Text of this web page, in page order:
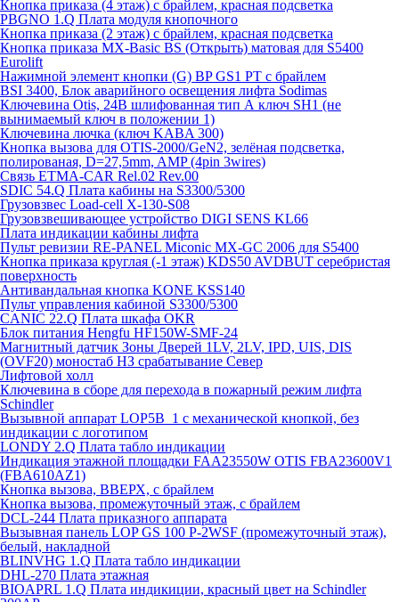
Кнопка приказа (4 этаж) с брайлем, красная подсветка
PBGNO 1.Q Плата модуля кнопочного
Кнопка приказа (2 этаж) с брайлем, красная подсветка
Кнопка приказа MX-Basic BS (Открыть) матовая для S5400
Eurolift
Нажимной элемент кнопки (G) BP GS1 PT с брайлем
BSI 3400, Блок аварийного освещения лифта Sodimas
Ключевина Otis, 24В шлифованная тип А ключ SH1 (не
вынимаемый ключ в положении 1)
Ключевина лючка (ключ KABA 300)
Кнопка вызова для OTIS-2000/GeN2, зелёная подсветка,
полированая, D=27,5mm, AMP (4pin 3wires)
Связь ETMA-CAR Rel.02 Rev.00
SDIC 54.Q Плата кабины на S3300/5300
Грузовзвес Load-cell X-130-S08
Грузовзвешивающее устройство DIGI SENS KL66
Плата индикации кабины лифта
Пульт ревизии RE-PANEL Miconic MX-GC 2006 для S5400
Кнопка приказа круглая (-1 этаж) KDS50 AVDBUT серебристая
поверхность
Антивандальная кнопка KONE KSS140
Пульт управления кабиной S3300/5300
CANIC 22.Q Плата шкафа OKR
Блок питания Hengfu HF150W-SMF-24
Магнитный датчик Зоны Дверей 1LV, 2LV, IPD, UIS, DIS
(OVF20) моностаб НЗ срабатывание Cевер
Лифтовой холл
Ключевина в сборе для перехода в пожарный режим лифта
Schindler
Вызывной аппарат LOP5B_1 с механической кнопкой, без
индикации с логотипом
LONDY 2.Q Плата табло индикации
Индикация этажной площадки FAA23550W OTIS FBA23600V1
(FBA610AZ1)
Кнопка вызова, ВВЕРХ, с брайлем
Кнопка вызова, промежуточный этаж, с брайлем
DCL-244 Плата приказного аппарата
Вызывная панель LOP GS 100 P-2WSF (промежуточный этаж),
белый, накладной
BLINVHG 1.Q Плата табло индикации
DHL-270 Плата этажная
BIOAPRL 1.Q Плата индикиции, красный цвет на Schindler